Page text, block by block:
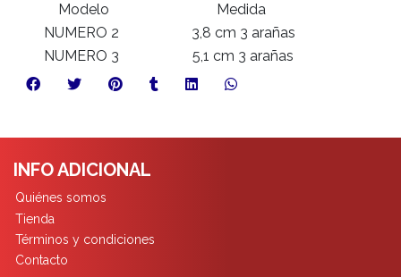
Modelo
Medida
NUMERO 2
3,8 cm 3 arañas
NUMERO 3
5,1 cm 3 arañas
INFO ADICIONAL
Quiénes somos
Tienda
Términos y condiciones
Contacto